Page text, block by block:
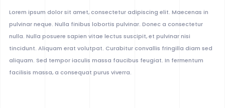
Lorem ipsum dolor sit amet, consectetur adipiscing elit. Maecenas in
pulvinar neque. Nulla finibus lobortis pulvinar. Donec a consectetur
nulla. Nulla posuere sapien vitae lectus suscipit, et pulvinar nisi
tincidunt. Aliquam erat volutpat. Curabitur convallis fringilla diam sed
aliquam. Sed tempor iaculis massa faucibus feugiat. In fermentum
facilisis massa, a consequat purus viverra.